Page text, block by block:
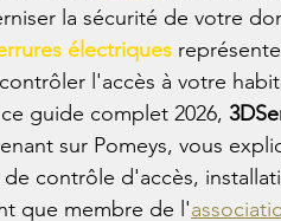
la sécurité de votre
électriques
l'accès à votre
guide complet 2026,
sur Pomeys, vous
contrôle d'accès,
que membre de l'